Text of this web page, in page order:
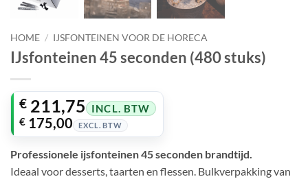
HOME / IJSFONTEINEN VOOR DE HORECA
IJsfonteinen 45 seconden (480 stuks)
Oorspronkelijke
prijs
was:
€ 235,95.
€ 211,75
Huidige
prijs
is:
€ 211,75.
INCL. BTW
€ 175,00 EXCL. BTW
Professionele ijsfonteinen 45 seconden brandtijd.
Ideaal voor desserts, taarten en flessen. Bulkverpakking van